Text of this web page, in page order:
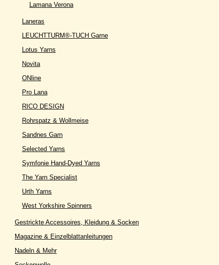
Lamana Verona
Laneras
LEUCHTTURM®-TUCH Garne
Lotus Yarns
Novita
ONline
Pro Lana
RICO DESIGN
Rohrspatz & Wollmeise
Sandnes Garn
Selected Yarns
Symfonie Hand-Dyed Yarns
The Yarn Specialist
Urth Yarns
West Yorkshire Spinners
Gestrickte Accessoires, Kleidung & Socken
Magazine & Einzelblattanleitungen
Nadeln & Mehr